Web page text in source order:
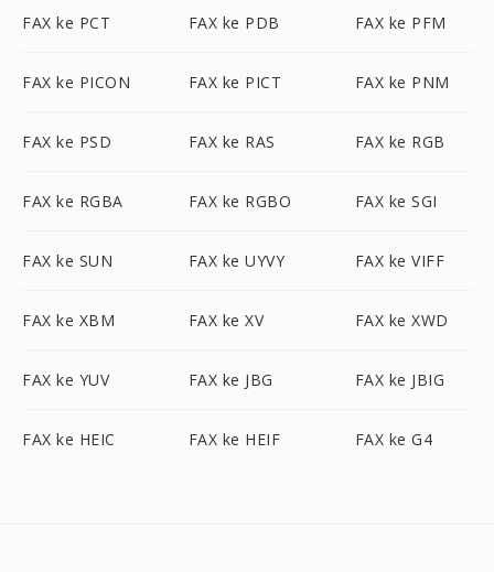
FAX ke PCT FAX ke PDB FAX ke PFM
FAX ke PICON FAX ke PICT FAX ke PNM
FAX ke PSD FAX ke RAS FAX ke RGB
FAX ke RGBA FAX ke RGBO FAX ke SGI
FAX ke SUN FAX ke UYVY FAX ke VIFF
FAX ke XBM FAX ke XV FAX ke XWD
FAX ke YUV FAX ke JBG FAX ke JBIG
FAX ke HEIC FAX ke HEIF FAX ke G4